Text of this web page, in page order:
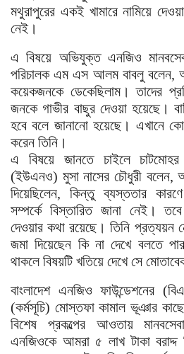
মথুরাপুরের একই খামারে নামিয়ে
নেই।
এ বিষয়ে অভিযুক্ত এনজিও
পরিচালক এম এস আলম বাবলু
কয়েকজনকে ডেকেছিলাম। তাদের
জনকে গাভীর বাছুর দেওয়া হয়েছে।
হবে বলে জানানো হয়েছে। এখানে
করেন তিনি।
এ বিষয়ে জানতে চাইলে চাটমোহর
(ইউএনও) মুসা নাসের চৌধুরী বলেন,
দিয়েছিলেন, কিন্তু ব্যস্ততার
সম্পর্কে বিস্তারিত জানা নেই।
দেওয়ার কথা রয়েছে। তিনি প্রত্যয়ন
জমা দিয়েছেন কি না দেখে বলতে
থাকলে বিষয়টি খতিয়ে দেখে সে
বাংলাদেশ এনজিও ফাউন্ডেশনের
(কর্মসূচি) মোস্তফা কামাল ভূঞার
বিশেষ প্রকল্পের আওতায়
এনজিওকে আমরা ৫ লাখ টাকা